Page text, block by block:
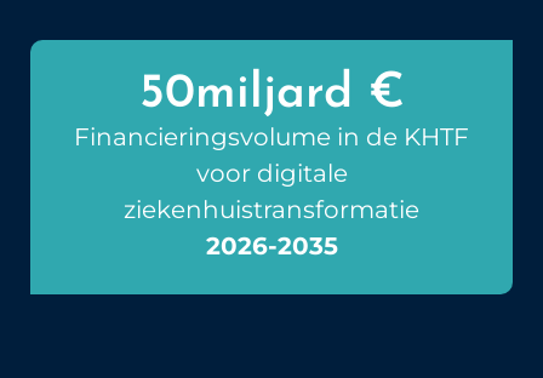
50miljard €
Financieringsvolume in de KHTF
voor digitale
ziekenhuistransformatie
2026-2035